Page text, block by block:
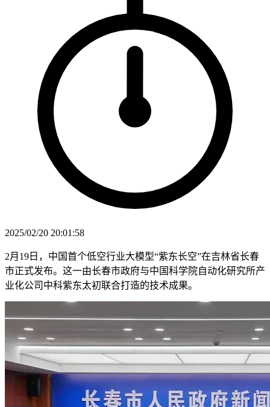
2025/02/20 20:01:58
2月19日，中国首个低空行业大模型“紫东长空”在吉林省长春
市正式发布。这一由长春市政府与中国科学院自动化研究所产
业化公司中科紫东太初联合打造的技术成果。